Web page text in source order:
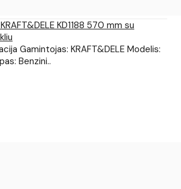
KD1188 570 mm su
Gamintojas: KRAFT&DELE Modelis:
Benzini..